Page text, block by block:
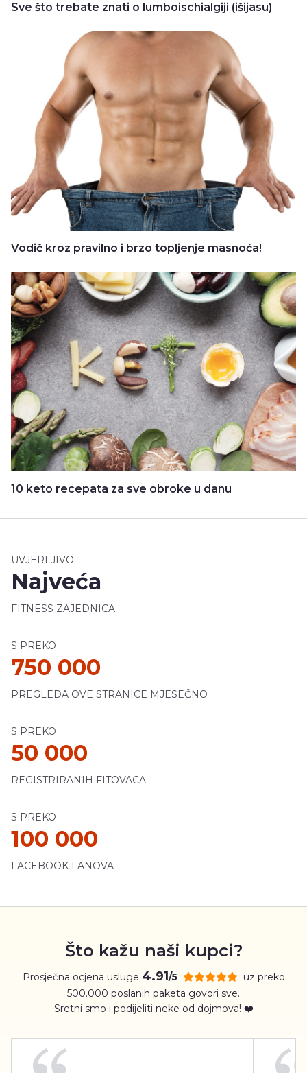
Sve što trebate znati o lumboischialgiji (išijasu)
Vodič kroz pravilno i brzo topljenje masnoća!
10 keto recepata za sve obroke u danu
UVJERLJIVO
Najveća
FITNESS ZAJEDNICA
S PREKO
750 000
PREGLEDA OVE STRANICE MJESEČNO
S PREKO
50 000
REGISTRIRANIH FITOVACA
S PREKO
100 000
FACEBOOK FANOVA
Što kažu naši kupci?
Prosječna ocjena usluge 4.91/5
uz preko
500.000 poslanih paketa govori sve.
Sretni smo i podijeliti neke od dojmova! ❤️